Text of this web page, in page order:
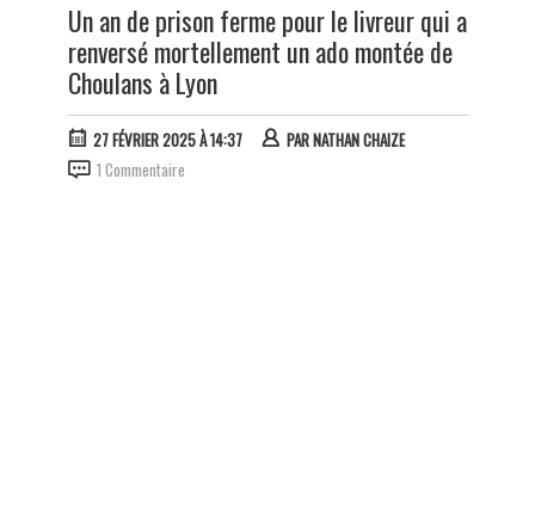
Un an de prison ferme pour le livreur qui a
renversé mortellement un ado montée de
Choulans à Lyon
27 FÉVRIER 2025 À 14:37 PARNATHAN CHAIZE
1 Commentaire